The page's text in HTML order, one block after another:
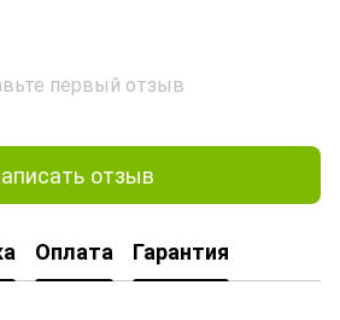
первый отзыв
отзыв
Оплата Гарантия